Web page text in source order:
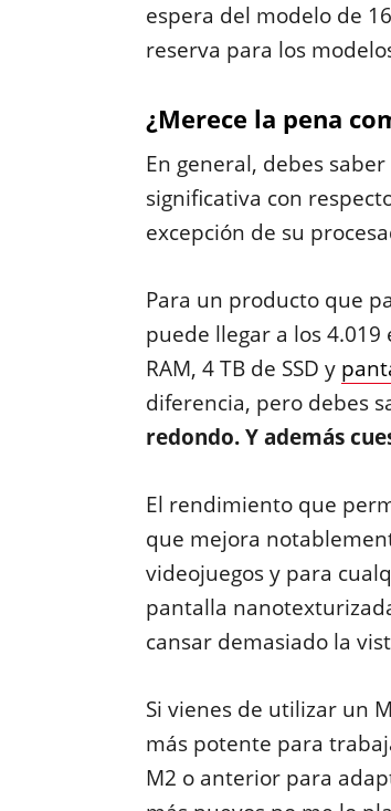
espera del modelo de
reserva para los
¿Merece la pena
En general, debes
significativa con
excepción de su
Para un producto que
puede llegar a los
RAM, 4 TB de SSD y
diferencia, pero debes
redondo. Y además
El rendimiento que
que mejora
videojuegos y para
pantalla
cansar demasiado la
Si vienes de utilizar un
más potente para
M2 o anterior para